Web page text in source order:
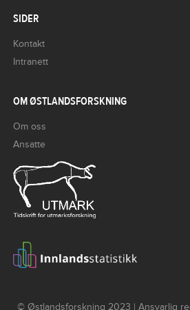
SIDER
Kontakt
Intranett
OM ØSTLANDSFORSKNING
Om oss
Ansatte
© Østlandsforskning 2023 | Ansvarlig